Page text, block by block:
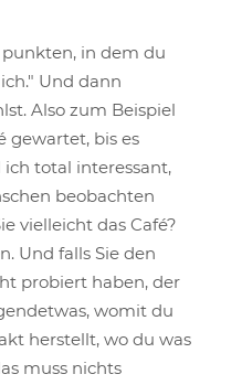
in dem du
Und dann
Also zum Beispiel
gewartet, bis es
total interessant,
beobachten
vielleicht das Café?
Und falls Sie den
probiert haben, der
womit du
herstellt, wo du was
muss nichts